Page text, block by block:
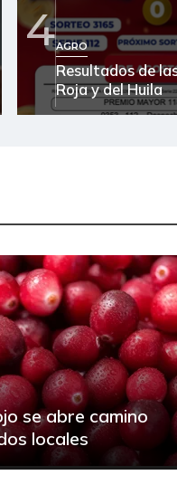
4AGRO
Resultados de
Roja y del Huila
se abre camino
locales